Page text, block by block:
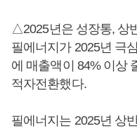
△2025년은 성장통, 상
필에너지가 2025년 극
에 매출액이 84% 이상
적자전환했다.
필에너지는 2025년 상